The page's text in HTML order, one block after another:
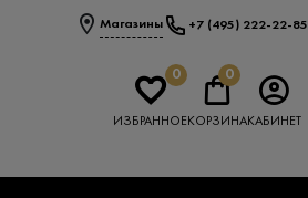
Магазины +7 (495) 222-22-85
0
ИЗБРАННОЕ
0
КОРЗИНАКАБИНЕТ